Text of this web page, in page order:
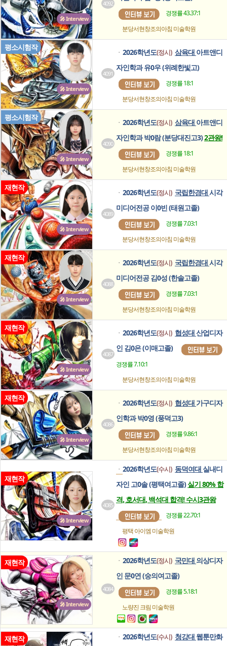
🎤 Interview
4092
경쟁률 43.37:1
분당서현창조의아침미술학원
🎤 Interview
평소시험작
4091
ㆍ 2026학년도(정시) 삼육대 아트앤디
자인학과 유0우 (위례한빛고)
경쟁률 18:1
분당서현창조의아침미술학원
🎤 Interview
평소시험작
4090
ㆍ 2026학년도(정시) 삼육대 아트앤디
자인학과 박0람 (분당대진고3)2관왕!
경쟁률 18:1
분당서현창조의아침미술학원
🎤 Interview
재현작
4089
ㆍ 2026학년도(정시) 국립한경대시각
미디어전공 이0빈 (태원고졸)
경쟁률 7.03:1
분당서현창조의아침미술학원
🎤 Interview
재현작
4088
ㆍ 2026학년도(정시) 국립한경대시각
미디어전공 김0성 (한솔고졸)
경쟁률 7.03:1
분당서현창조의아침미술학원
🎤 Interview
재현작
4087
ㆍ 2026학년도(정시) 협성대산업디자
인 김0은 (이매고졸)
경쟁률 7.10:1
분당서현창조의아침미술학원
🎤 Interview
재현작
4086
ㆍ 2026학년도(정시) 협성대 가구디자
인학과 박0영 (풍덕고3)
경쟁률 9.86:1
분당서현창조의아침미술학원
🎤 Interview
재현작
4085
ㆍ 2026학년도(수시) 동덕여대 실내디
자인 고0솔 (평택여고졸)실기 80% 합
격, 호서대, 백석대 합격! 수시3관왕
경쟁률 22.70:1
평택 아이엠미술학원
🎤 Interview
재현작
4084
ㆍ 2026학년도(정시) 국민대 의상디자
인 문0연 (숭의여고졸)
경쟁률 5.18:1
노량진 크림미술학원
재현작 ㆍ 2026학년도(수시) 청강대 웹툰만화